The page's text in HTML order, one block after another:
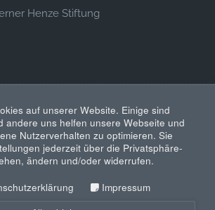
Henze Stiftung
auf unserer Website. Einige sind
andere uns helfen unsere Webseite und
Nutzerverhalten zu optimieren. Sie
jederzeit über die Privatsphäre-
ändern und/oder widerrufen.
Impressum